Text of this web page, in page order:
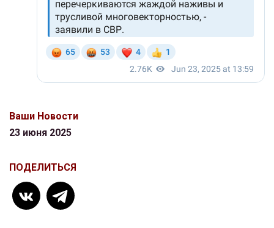
Ваши Новости
23 июня 2025
ПОДЕЛИТЬСЯ